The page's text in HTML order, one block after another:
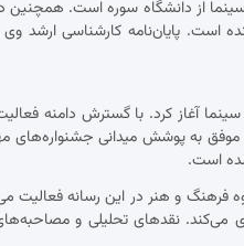
از دانشگاه سوره است.
است. پایان‌نامه کارشناسی ارشد
فیلم برای نشریات تخصصی سینما آغاز کرد. با گسترش
موفق به پوشش میدانی
شده است.
گروه فرهنگ و هنر در این رسانه
می‌کند. نقدهای تحلیلی و